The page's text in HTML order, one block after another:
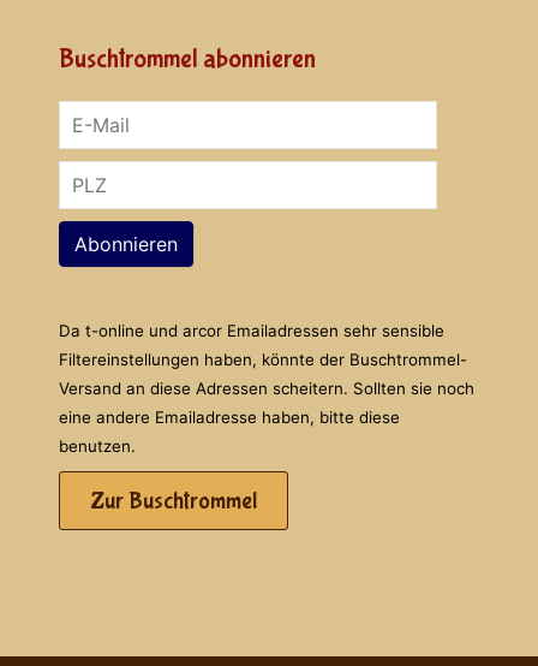
Buschtrommel abonnieren
Abonnieren
Da t-online und arcor Emailadressen sehr sensible
Filtereinstellungen haben, könnte der Buschtrommel-
Versand an diese Adressen scheitern. Sollten sie noch
eine andere Emailadresse haben, bitte diese
benutzen.
Zur Buschtrommel